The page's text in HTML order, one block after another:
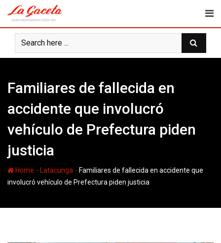
content
Familiares de fallecida en
accidente que involucró
vehículo de Prefectura piden
justicia
Home - Latacunga - Familiares de fallecida en accidente que
involucró vehículo de Prefectura piden justicia